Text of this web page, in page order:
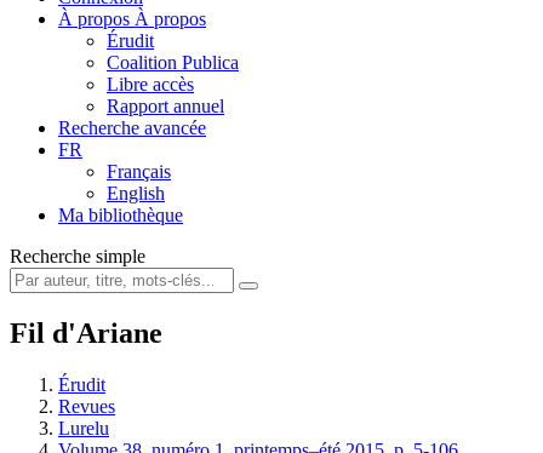
À propos À propos
Érudit
Coalition Publica
Libre accès
Rapport annuel
Recherche avancée
FR
Français
English
Ma bibliothèque
Recherche simple
Fil d'Ariane
Érudit
Revues
Lurelu